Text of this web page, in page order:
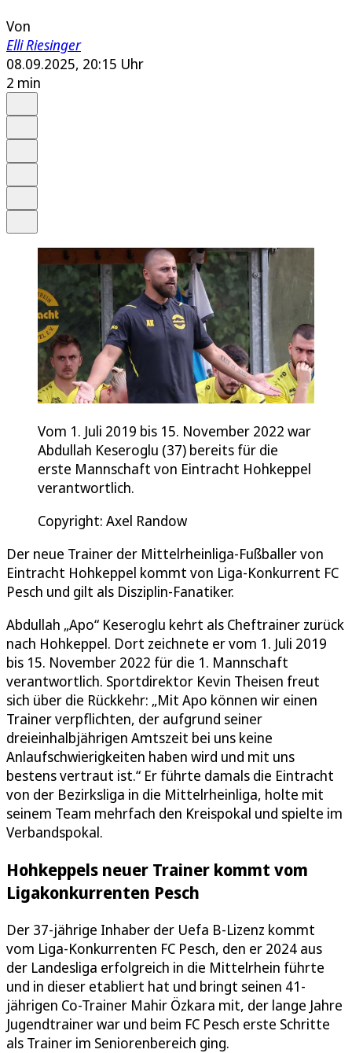
Von
Elli Riesinger
08.09.2025, 20:15 Uhr
2 min
Vom 1. Juli 2019 bis 15. November 2022 war
Abdullah Keseroglu (37) bereits für die
erste Mannschaft von Eintracht Hohkeppel
verantwortlich.
Copyright: Axel Randow
Der neue Trainer der Mittelrheinliga-Fußballer von
Eintracht Hohkeppel kommt von Liga-Konkurrent FC
Pesch und gilt als Disziplin-Fanatiker.
Abdullah „Apo“ Keseroglu kehrt als Cheftrainer zurück
nach Hohkeppel. Dort zeichnete er vom 1. Juli 2019
bis 15. November 2022 für die 1. Mannschaft
verantwortlich. Sportdirektor Kevin Theisen freut
sich über die Rückkehr: „Mit Apo können wir einen
Trainer verpflichten, der aufgrund seiner
dreieinhalbjährigen Amtszeit bei uns keine
Anlaufschwierigkeiten haben wird und mit uns
bestens vertraut ist.“ Er führte damals die Eintracht
von der Bezirksliga in die Mittelrheinliga, holte mit
seinem Team mehrfach den Kreispokal und spielte im
Verbandspokal.
Hohkeppels neuer Trainer kommt vom
Ligakonkurrenten Pesch
Der 37-jährige Inhaber der Uefa B-Lizenz kommt
vom Liga-Konkurrenten FC Pesch, den er 2024 aus
der Landesliga erfolgreich in die Mittelrhein führte
und in dieser etabliert hat und bringt seinen 41-
jährigen Co-Trainer Mahir Özkara mit, der lange Jahre
Jugendtrainer war und beim FC Pesch erste Schritte
als Trainer im Seniorenbereich ging.